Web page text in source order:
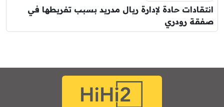
انتقادات حادة لإدارة ريال مدريد بسبب تفريطها في
صفقة رودري